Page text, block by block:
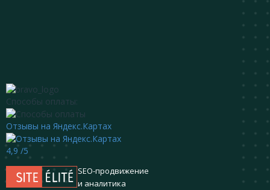
Способы оплаты:
Отзывы на Яндекс.Картах
4,9 /5
SEO-продвижение
и аналитика